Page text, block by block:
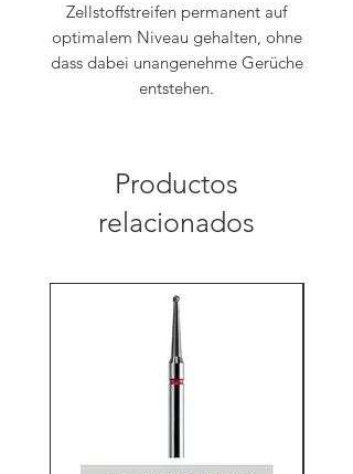
Zellstoffstreifen permanent auf
optimalem Niveau gehalten, ohne
dass dabei unangenehme Gerüche
entstehen.
Productos
relacionados